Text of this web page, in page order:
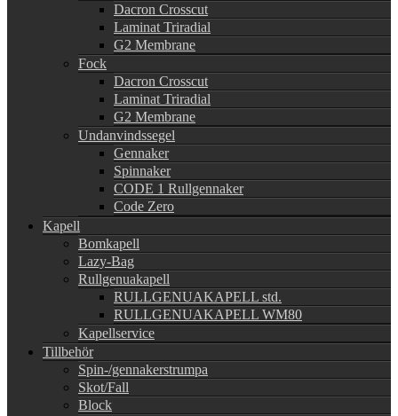
Dacron Crosscut
Laminat Triradial
G2 Membrane
Fock
Dacron Crosscut
Laminat Triradial
G2 Membrane
Undanvindssegel
Gennaker
Spinnaker
CODE 1 Rullgennaker
Code Zero
Kapell
Bomkapell
Lazy-Bag
Rullgenuakapell
RULLGENUAKAPELL std.
RULLGENUAKAPELL WM80
Kapellservice
Tillbehör
Spin-/gennakerstrumpa
Skot/Fall
Block